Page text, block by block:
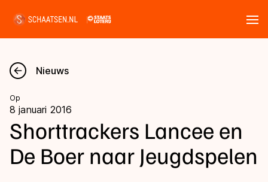
Nieuws
Kalender
Disciplines
Nieuws
Op
8 januari 2016
Shorttrackers Lancee en
De Boer naar Jeugdspelen